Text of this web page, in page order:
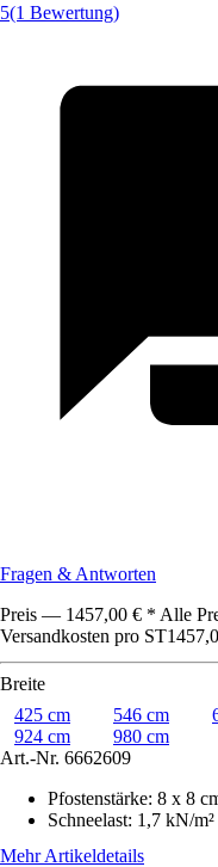
5(1 Bewertung)
Fragen & Antworten
Preis — 1457,00 € * Alle
Versandkosten pro ST
Breite
425 cm
546 cm
924 cm
980 cm
Art.-Nr. 6662609
Pfostenstärke: 8 x 8
Schneelast: 1,7 kN/m²
Mehr Artikeldetails